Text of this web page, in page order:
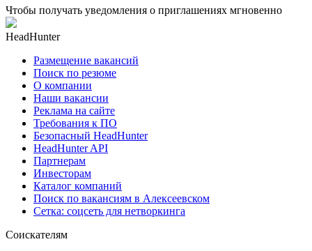
Чтобы получать уведомления о приглашениях мгновенно
HeadHunter
Размещение вакансий
Поиск по резюме
О компании
Наши вакансии
Реклама на сайте
Требования к ПО
Безопасный HeadHunter
HeadHunter API
Партнерам
Инвесторам
Каталог компаний
Поиск по вакансиям в Алексеевском
Сетка: соцсеть для нетворкинга
Соискателям